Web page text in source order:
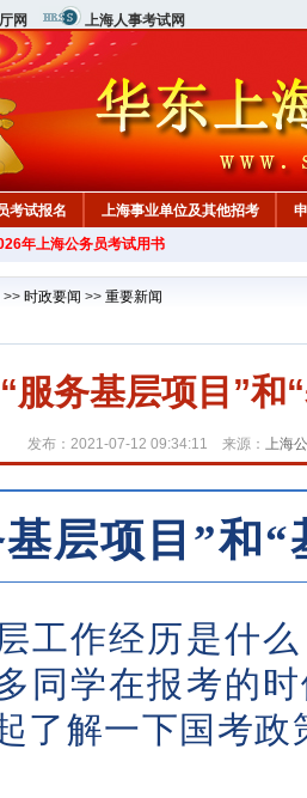
网 上海人事考试网
考试报名 上海事业单位及其他招考
心年上海公务员考试用书
>> 时政要闻 >> 重要新闻
“服务基层项目”和
发布：2021-07-12 09:34:11 来源： 上海
层项目”和
作经历是什么
同学在报考的
了解一下国考